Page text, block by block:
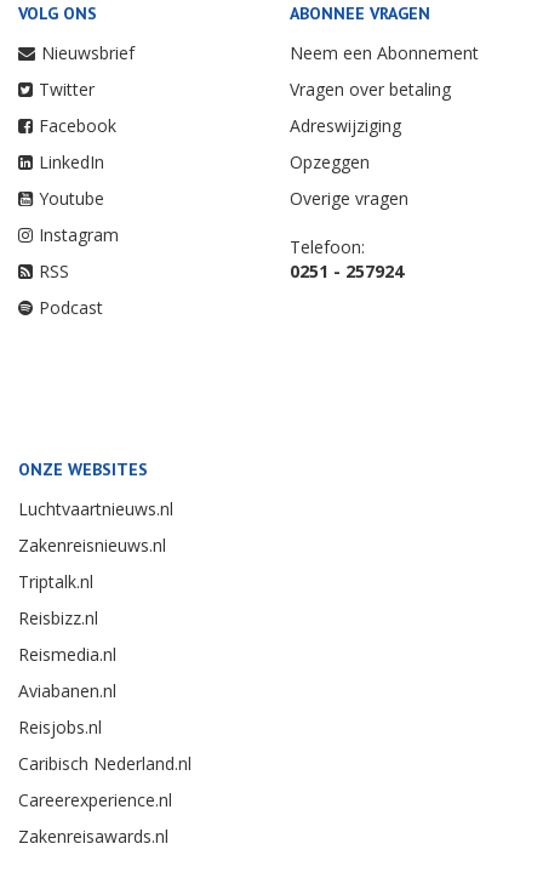
VOLG ONS
Nieuwsbrief
Twitter
Facebook
LinkedIn
Youtube
Instagram
RSS
Podcast
ABONNEE VRAGEN
Neem een Abonnement
Vragen over betaling
Adreswijziging
Opzeggen
Overige vragen
Telefoon:
0251 - 257924
ONZE WEBSITES
Luchtvaartnieuws.nl
Zakenreisnieuws.nl
Triptalk.nl
Reisbizz.nl
Reismedia.nl
Aviabanen.nl
Reisjobs.nl
Caribisch Nederland.nl
Careerexperience.nl
Zakenreisawards.nl